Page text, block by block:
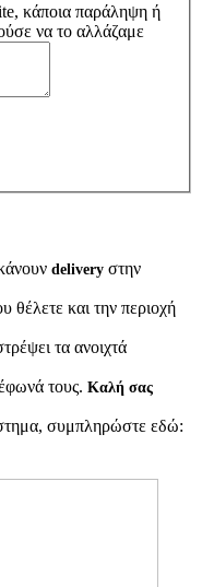
κάποια παράληψη ή
να το αλλάζαμε
delivery στην
θέλετε και την περιοχή
τα ανοιχτά
τους. Καλή σας
συμπληρώστε εδώ: